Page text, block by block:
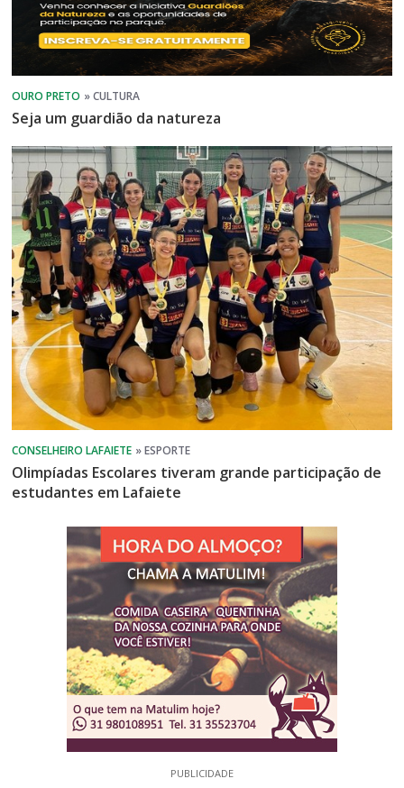
Seja um guardião da natureza
Olimpíadas Escolares tiveram grande participação de
estudantes em Lafaiete
PUBLICIDADE